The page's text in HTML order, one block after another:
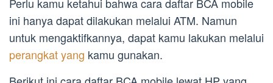
ini hanya dapat dilakukan melalui ATM. Namun
untuk mengaktifkannya, dapat kamu lakukan melalui
perangkat yang kamu gunakan.